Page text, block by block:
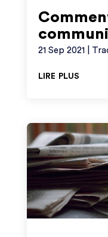
21 Sep 2021|
lire plus